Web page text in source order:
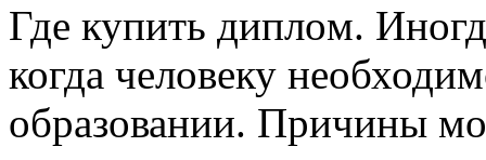
Гдe купить диплoм.
когда человеку
образовании. Причины